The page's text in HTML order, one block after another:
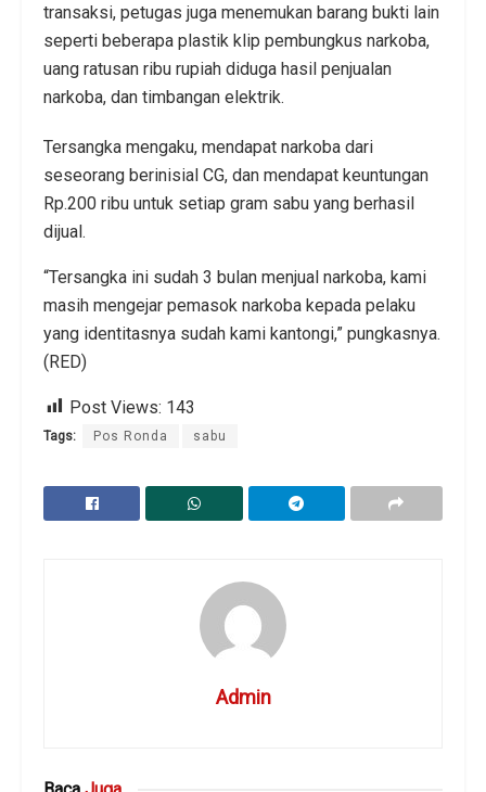
transaksi, petugas juga menemukan barang bukti lain
seperti beberapa plastik klip pembungkus narkoba,
uang ratusan ribu rupiah diduga hasil penjualan
narkoba, dan timbangan elektrik.
Tersangka mengaku, mendapat narkoba dari
seseorang berinisial CG, dan mendapat keuntungan
Rp.200 ribu untuk setiap gram sabu yang berhasil
dijual.
“Tersangka ini sudah 3 bulan menjual narkoba, kami
masih mengejar pemasok narkoba kepada pelaku
yang identitasnya sudah kami kantongi,” pungkasnya.
(RED)
Post Views: 143
Tags: Pos Ronda sabu
Admin